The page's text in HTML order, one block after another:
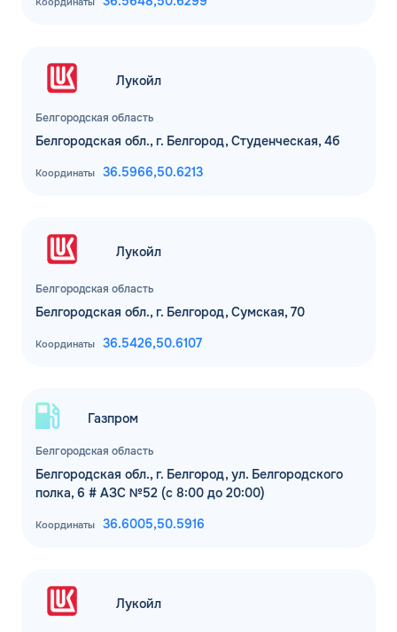
Координаты
Белгородская область
Лукойл
Белгородская обл., г. Белгород, Студенческая, 4б
Координаты 36.5966,50.6213
Белгородская область
Лукойл
Белгородская обл., г. Белгород, Сумская, 70
Координаты 36.5426,50.6107
Белгородская область
Газпром
Белгородская обл., г. Белгород, ул. Белгородского
полка, 6 # АЗС №52 (с 8:00 до 20:00)
Координаты 36.6005,50.5916
Лукойл